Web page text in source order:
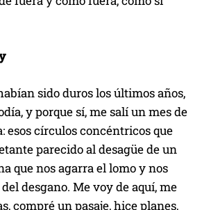
sido duros los últimos años,
y porque sí, me salí un mes de
esos círculos concéntricos que
parecido al desagüe de un
que nos agarra el lomo y nos
desgano. Me voy de aquí, me
compré un pasaje, hice planes,